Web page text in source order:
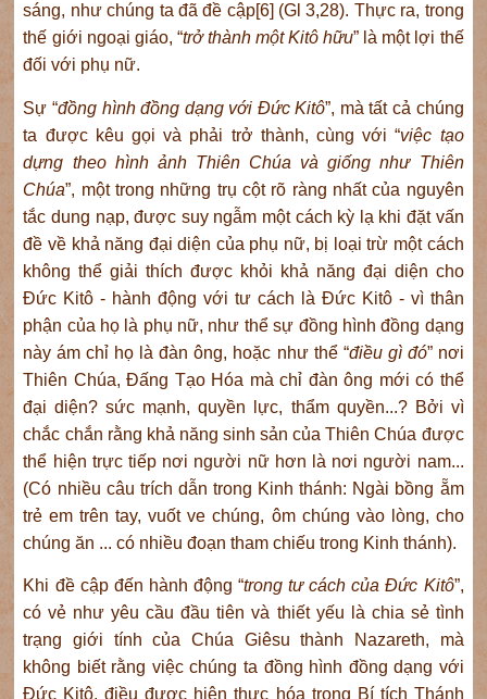
sáng, như chúng ta đã đề cập[6] (Gl 3,28). Thực ra, trong
thế giới ngoại giáo, “trở thành một Kitô hữu” là một lợi thế
đối với phụ nữ.
Sự “đồng hình đồng dạng với Đức Kitô”, mà tất cả chúng
ta được kêu gọi và phải trở thành, cùng với “việc tạo
dựng theo hình ảnh Thiên Chúa và giống như Thiên
Chúa”, một trong những trụ cột rõ ràng nhất của nguyên
tắc dung nạp, được suy ngẫm một cách kỳ lạ khi đặt vấn
đề về khả năng đại diện của phụ nữ, bị loại trừ một cách
không thể giải thích được khỏi khả năng đại diện cho
Đức Kitô - hành động với tư cách là Đức Kitô - vì thân
phận của họ là phụ nữ, như thể sự đồng hình đồng dạng
này ám chỉ họ là đàn ông, hoặc như thể “điều gì đó” nơi
Thiên Chúa, Đấng Tạo Hóa mà chỉ đàn ông mới có thể
đại diện? sức mạnh, quyền lực, thẩm quyền...? Bởi vì
chắc chắn rằng khả năng sinh sản của Thiên Chúa được
thể hiện trực tiếp nơi người nữ hơn là nơi người nam...
(Có nhiều câu trích dẫn trong Kinh thánh: Ngài bồng ẵm
trẻ em trên tay, vuốt ve chúng, ôm chúng vào lòng, cho
chúng ăn ... có nhiều đoạn tham chiếu trong Kinh thánh).
Khi đề cập đến hành động “trong tư cách của Đức Kitô”,
có vẻ như yêu cầu đầu tiên và thiết yếu là chia sẻ tình
trạng giới tính của Chúa Giêsu thành Nazareth, mà
không biết rằng việc chúng ta đồng hình đồng dạng với
Đức Kitô, điều được hiện thực hóa trong Bí tích Thánh